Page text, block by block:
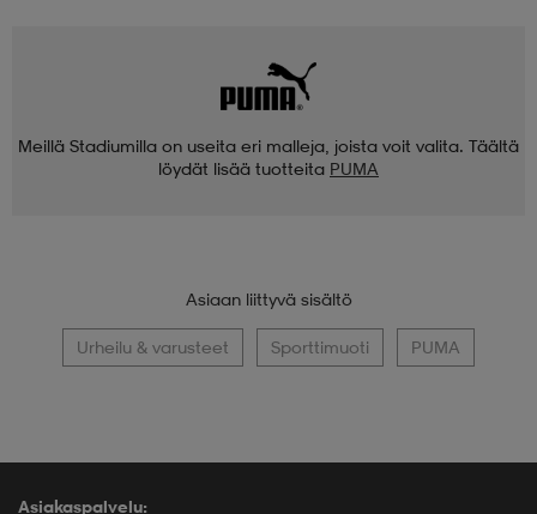
Meillä Stadiumilla on useita eri malleja, joista voit valita. Täältä
löydät lisää tuotteita PUMA
Asiaan liittyvä sisältö
Urheilu & varusteet Sporttimuoti PUMA
Asiakaspalvelu: